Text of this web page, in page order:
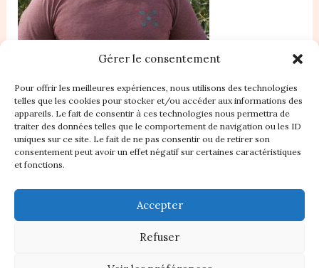
Gérer le consentement
Pour offrir les meilleures expériences, nous utilisons des technologies
telles que les cookies pour stocker et/ou accéder aux informations des
appareils. Le fait de consentir à ces technologies nous permettra de
traiter des données telles que le comportement de navigation ou les ID
uniques sur ce site. Le fait de ne pas consentir ou de retirer son
consentement peut avoir un effet négatif sur certaines caractéristiques
et fonctions.
Accepter
Refuser
Accueil
Nos Statuts
Plan du site
Contact